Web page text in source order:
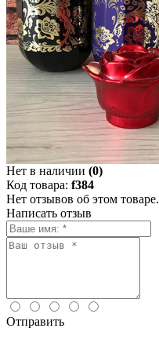
Нет в наличии (0)
Код товара: f384
Нет отзывов об этом товаре.
Написать отзыв
Отправить